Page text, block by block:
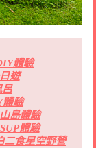
體驗
遊
呂
體驗
島體驗
體驗
二食星空野營